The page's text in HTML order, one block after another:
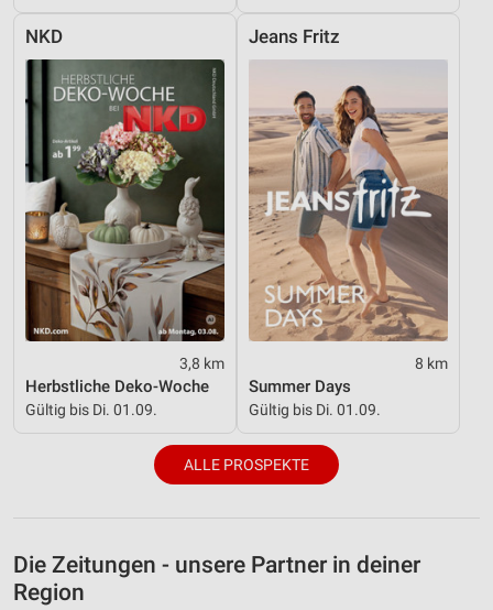
NKD
3,8 km
Herbstliche Deko-Woche
Gültig bis Di. 01.09.
Jeans Fritz
8 km
Summer Days
Gültig bis Di. 01.09.
ALLE PROSPEKTE
Die Zeitungen - unsere Partner in deiner
Region